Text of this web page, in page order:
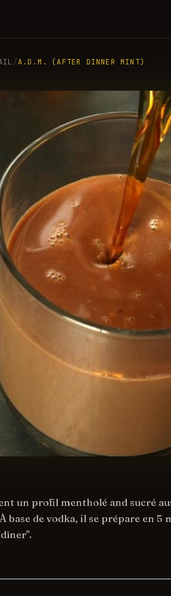
/A.D.M. (AFTER DINNER MINT)
un profil mentholé and sucré
de vodka, il se prépare en 5